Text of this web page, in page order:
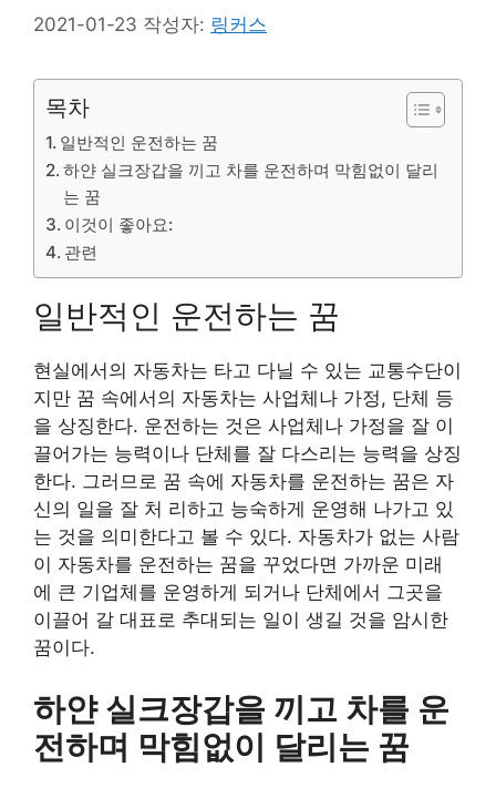
2021-01-23 작성자: 링커스
목차
일반적인 운전하는 꿈
하얀 실크장갑을 끼고 차를 운전하며 막힘없이 달리
는 꿈
이것이 좋아요:
관련
일반적인 운전하는 꿈
현실에서의 자동차는 타고 다닐 수 있는 교통수단이
지만 꿈 속에서의 자동차는 사업체나 가정, 단체 등
을 상징한다. 운전하는 것은 사업체나 가정을 잘 이
끌어가는 능력이나 단체를 잘 다스리는 능력을 상징
한다. 그러므로 꿈 속에 자동차를 운전하는 꿈은 자
신의 일을 잘 처 리하고 능숙하게 운영해 나가고 있
는 것을 의미한다고 볼 수 있다. 자동차가 없는 사람
이 자동차를 운전하는 꿈을 꾸었다면 가까운 미래
에 큰 기업체를 운영하게 되거나 단체에서 그곳을
이끌어 갈 대표로 추대되는 일이 생길 것을 암시한
꿈이다.
하얀 실크장갑을 끼고 차를 운
전하며 막힘없이 달리는 꿈